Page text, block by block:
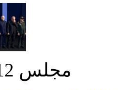
مجلس 12